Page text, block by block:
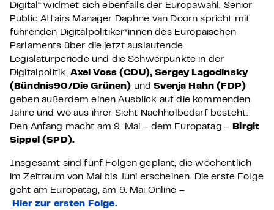
Digital“ widmet sich ebenfalls der Europawahl. Senior
Public Affairs Manager Daphne van Doorn spricht mit
führenden Digitalpolitiker*innen des Europäischen
Parlaments über die jetzt auslaufende
Legislaturperiode und die Schwerpunkte in der
Digitalpolitik. Axel Voss (CDU), Sergey Lagodinsky
(Bündnis90/Die Grünen) und Svenja Hahn (FDP)
geben außerdem einen Ausblick auf die kommenden
Jahre und wo aus ihrer Sicht Nachholbedarf besteht.
Den Anfang macht am 9. Mai – dem Europatag – Birgit
Sippel (SPD).
Insgesamt sind fünf Folgen geplant, die wöchentlich
im Zeitraum von Mai bis Juni erscheinen. Die erste Folge
geht am Europatag, am 9. Mai Online –
Hier zur ersten Folge.